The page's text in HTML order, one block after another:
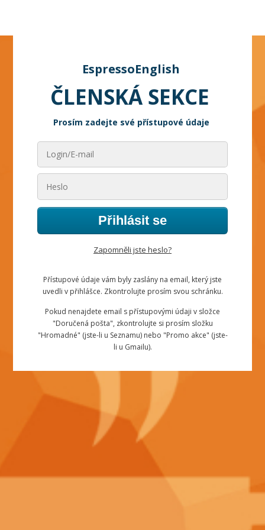
EspressoEnglish
ČLENSKÁ SEKCE
Prosím zadejte své přístupové údaje
Přihlásit se
Zapomněli jste heslo?
Přístupové údaje vám byly zaslány na email, který jste
uvedli v přihlášce. Zkontrolujte prosím svou schránku.
Pokud nenajdete email s přístupovými údaji v složce
"Doručená pošta", zkontrolujte si prosím složku
"Hromadné" (jste-li u Seznamu) nebo "Promo akce" (jste-
li u Gmailu).